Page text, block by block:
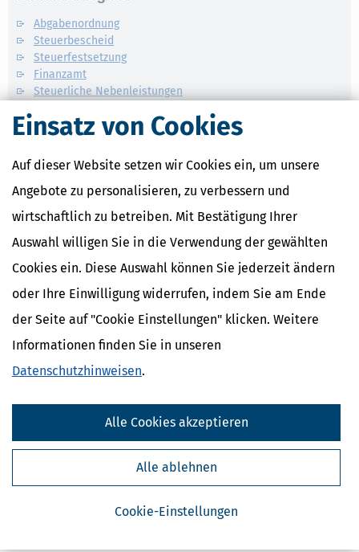
Einsatz von Cookies
Auf dieser Website setzen wir Cookies ein, um unsere
Angebote zu personalisieren, zu verbessern und
wirtschaftlich zu betreiben. Mit Bestätigung Ihrer
Auswahl willigen Sie in die Verwendung der gewählten
Cookies ein. Diese Auswahl können Sie jederzeit ändern
oder Ihre Einwilligung widerrufen, indem Sie am Ende
der Seite auf "Cookie Einstellungen" klicken. Weitere
Informationen finden Sie in unseren
Datenschutzhinweisen.
Cookie-Einstellungen
Alle ablehnen
Alle Cookies akzeptieren
Abgabenordnung
Steuerbescheid
Steuerfestsetzung
Finanzamt
Steuerliche Nebenleistungen
Steuernachforderung / Verzinsung
Steuertipps Selbstständige
von Steuertipps abonnieren. Die
Meine Einwilligung kann ich jederzeit durch